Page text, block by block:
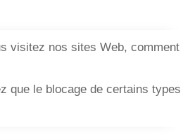
visitez nos sites Web, comment
que le blocage de certains types